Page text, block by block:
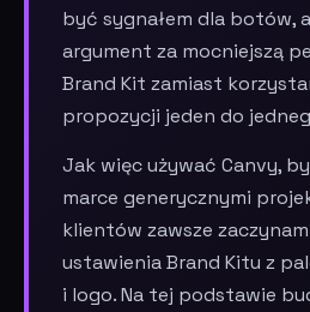
być sygnałem dla botów,
argument za mocniejszą
Brand Kit zamiast
propozycji jeden do
Jak więc używać Canvy,
marce generycznymi
klientów zawsze
ustawienia Brand Kitu z
i logo. Na tej podstawie